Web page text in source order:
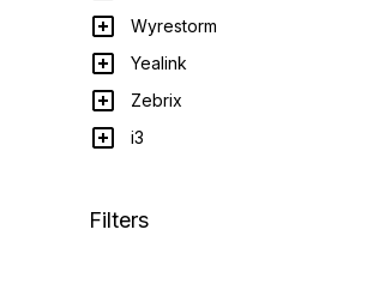
Wyrestorm
Yealink
Zebrix
i3
Filters